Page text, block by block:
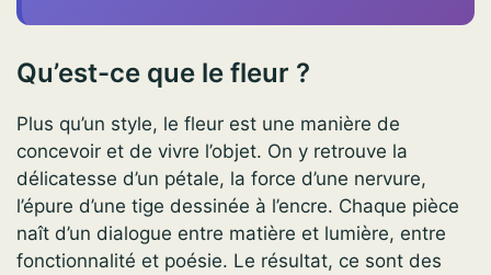
Qu’est-ce que le fleur ?
Plus qu’un style, le fleur est une manière de
concevoir et de vivre l’objet. On y retrouve la
délicatesse d’un pétale, la force d’une nervure,
l’épure d’une tige dessinée à l’encre. Chaque pièce
naît d’un dialogue entre matière et lumière, entre
fonctionnalité et poésie. Le résultat, ce sont des